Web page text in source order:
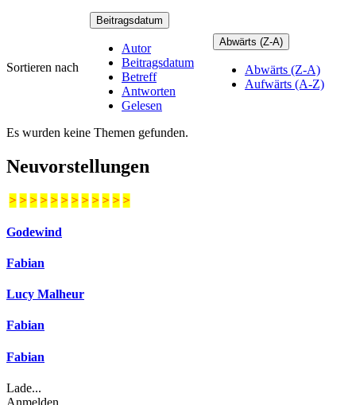
Sortieren nach
Beitragsdatum
Autor
Beitragsdatum
Betreff
Antworten
Gelesen
Abwärts (Z-A)
Abwärts (Z-A)
Aufwärts (A-Z)
Es wurden keine Themen gefunden.
Neuvorstellungen
> > > > > > > > > > > >
Godewind
Fabian
Lucy Malheur
Fabian
Fabian
Lade...
Anmelden